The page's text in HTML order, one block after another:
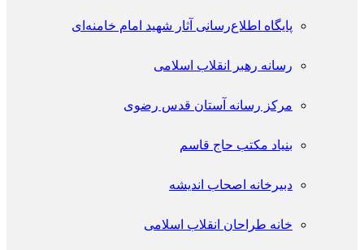
پايگاه اطلاع‌رسانی آثار شهید امام خامنه‌ای
رسانه رهبر انقلاب اسلامی
مرکز رسانه آستان قدس رضوی
بنیاد مکتب حاج قاسم
دبیرخانه اصحاب اندیشه
خانه طراحان انقلاب اسلامی